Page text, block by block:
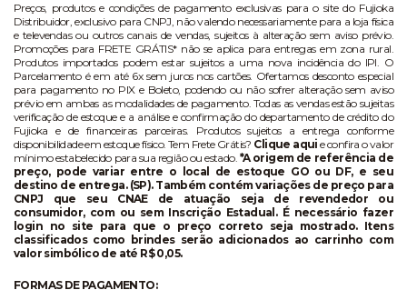
Preços, produtos e condições de pagamento exclusivas para o site do Fujioka
Distribuidor, exclusivo para CNPJ, não valendo necessariamente para a loja física
e televendas ou outros canais de vendas, sujeitos à alteração sem aviso prévio.
Promoções para FRETE GRÁTIS* não se aplica para entregas em zona rural.
Produtos importados podem estar sujeitos a uma nova incidência do IPI. O
Parcelamento é em até 6x sem juros nos cartões. Ofertamos desconto especial
para pagamento no PIX e Boleto, podendo ou não sofrer alteração sem aviso
prévio em ambas as modalidades de pagamento. Todas as vendas estão sujeitas
verificação de estoque e a análise e confirmação do departamento de crédito do
Fujioka e de financeiras parceiras. Produtos sujeitos a entrega conforme
disponibilidade em estoque físico. Tem Frete Grátis? Clique aqui e confira o valor
mínimo estabelecido para sua região ou estado. *A origem de referência de
preço, pode variar entre o local de estoque GO ou DF, e seu
destino de entrega. (SP). Também contém variações de preço para
CNPJ que seu CNAE de atuação seja de revendedor ou
consumidor, com ou sem Inscrição Estadual. É necessário fazer
login no site para que o preço correto seja mostrado. Itens
classificados como brindes serão adicionados ao carrinho com
valor simbólico de até R$ 0,05.
FORMAS DE PAGAMENTO: